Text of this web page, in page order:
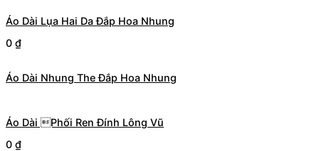
Áo Dài Lụa Hai Da Đắp Hoa Nhung
0 ₫
Áo Dài Nhung The Đắp Hoa Nhung
Áo Dài Phối Ren Đính Lông Vũ
0 ₫